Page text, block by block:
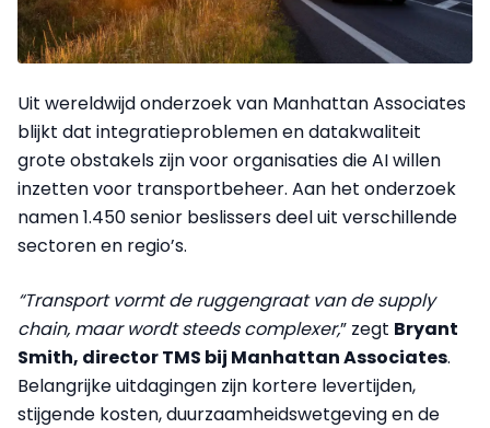
Uit wereldwijd onderzoek van Manhattan Associates
blijkt dat integratieproblemen en datakwaliteit
grote obstakels zijn voor organisaties die AI willen
inzetten voor transportbeheer. Aan het onderzoek
namen 1.450 senior beslissers deel uit verschillende
sectoren en regio’s.
“Transport vormt de ruggengraat van de supply
chain, maar wordt steeds complexer,” zegt Bryant
Smith, director TMS bij Manhattan Associates.
Belangrijke uitdagingen zijn kortere levertijden,
stijgende kosten, duurzaamheidswetgeving en de